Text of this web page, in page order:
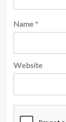
Name *
Website